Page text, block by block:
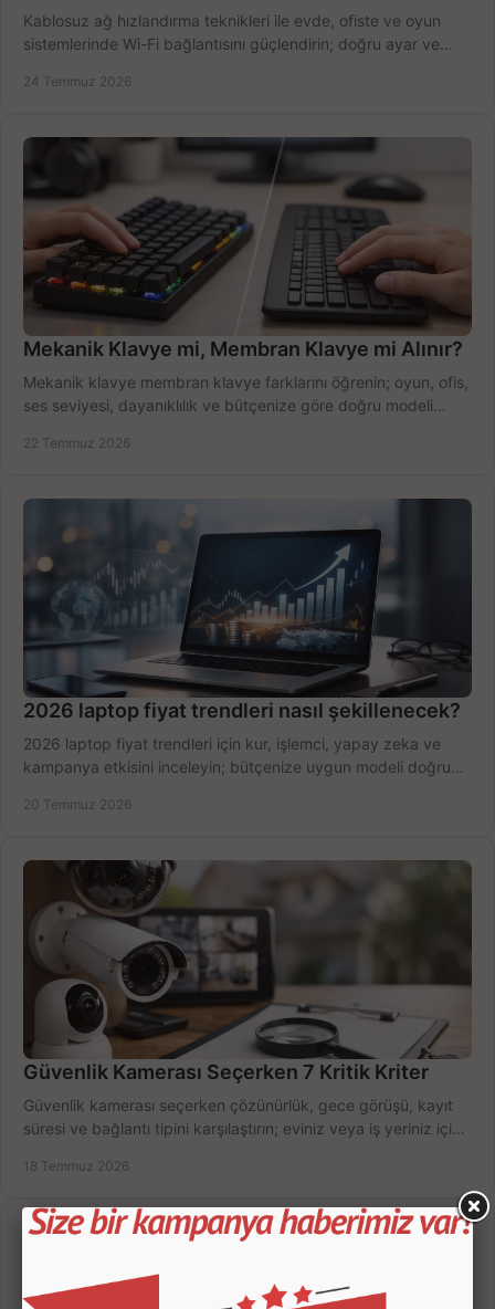
Kablosuz ağ hızlandırma teknikleri ile evde, ofiste ve oyun
sistemlerinde Wi-Fi bağlantısını güçlendirin; doğru ayar ve
24 Temmuz 2026
Mekanik Klavye mi, Membran Klavye mi Alınır?
Mekanik klavye membran klavye farklarını öğrenin; oyun, ofis,
ses seviyesi, dayanıklılık ve bütçenize göre doğru modeli
22 Temmuz 2026
2026 laptop fiyat trendleri nasıl şekillenecek?
2026 laptop fiyat trendleri için kur, işlemci, yapay zeka ve
kampanya etkisini inceleyin; bütçenize uygun modeli doğru
20 Temmuz 2026
Güvenlik Kamerası Seçerken 7 Kritik Kriter
Güvenlik kamerası seçerken çözünürlük, gece görüşü, kayıt
süresi ve bağlantı tipini karşılaştırın; eviniz veya iş yeriniz için
18 Temmuz 2026